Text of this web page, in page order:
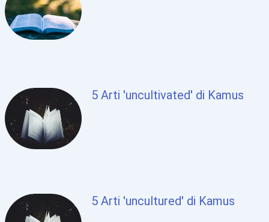
5 Arti 'uncultivated' di Kamus
5 Arti 'uncultured' di Kamus